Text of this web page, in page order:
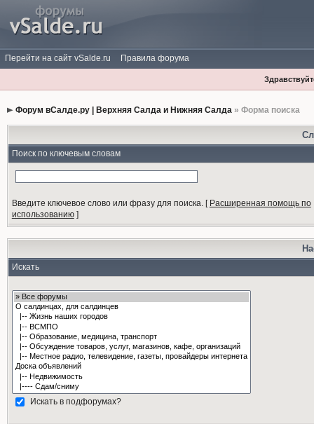
Перейти на сайт vSalde.ru Правила форума
Форум вСалде.ру | Верхняя Салда и Нижняя Салда» Форма поиска
Поиск по ключевым словам
Введите ключевое слово или фразу для поиска.[ Расширенная помощь по
использованию]
Искать
Искать в подфорумах?